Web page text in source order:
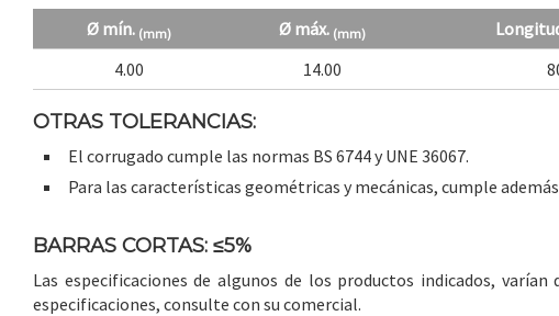
Ø mín. (mm) Ø máx. (mm)
4.00 14.00
OTRAS TOLERANCIAS:
El corrugado cumple las normas BS 6744 y UNE 36067.
Para las características geométricas y mecánicas, cumple
BARRAS CORTAS: ≤5%
Las especificaciones de algunos de los productos indicados,
especificaciones, consulte con su comercial.